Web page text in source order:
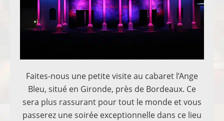
Faites-nous une petite visite au cabaret l’Ange
Bleu, situé en Gironde, près de Bordeaux. Ce
sera plus rassurant pour tout le monde et vous
passerez une soirée exceptionnelle dans ce lieu